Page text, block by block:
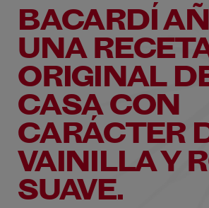
BACARDÍ
UNA
ORIGINAL
CASA CON
CARÁCTER
VAINILLA Y
SUAVE.